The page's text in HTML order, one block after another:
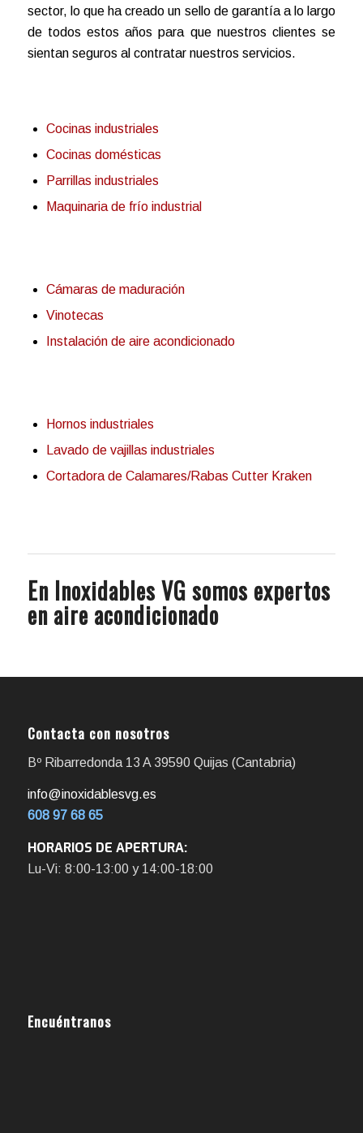
sector, lo que ha creado un sello de garantía a lo largo
de todos estos años para que nuestros clientes se
sientan seguros al contratar nuestros servicios.
Cocinas industriales
Cocinas domésticas
Parrillas industriales
Maquinaria de frío industrial
Cámaras de maduración
Vinotecas
Instalación de aire acondicionado
Hornos industriales
Lavado de vajillas industriales
Cortadora de Calamares/Rabas Cutter Kraken
En Inoxidables VG somos expertos
en aire acondicionado
Contacta con nosotros
Bº Ribarredonda 13 A 39590 Quijas (Cantabria)
info@inoxidablesvg.es
608 97 68 65
HORARIOS DE APERTURA:
Lu-Vi: 8:00-13:00 y 14:00-18:00
Encuéntranos